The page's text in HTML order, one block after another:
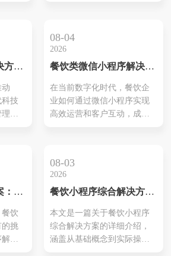
方案
科技
效
效
功
术实
校
08-04
2026
餐饮类微信小程序解决方
在当前数字化时代，餐饮企
业如何通过微信小程序实现
高效运营和客户互动，成为
解如何构建高效的餐饮业务
平台，提升客户满意度和品
牌影响力。
：引
饮
的挑
决
08-03
2026
餐饮小程序综合解决方案
化转型的全方位指南
本文是一篇关于餐饮小程序
综合解决方案的详细介绍，
涵盖从基础概念到实际操作